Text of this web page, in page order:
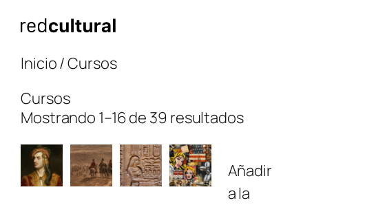
contenido
Inicio/ Cursos
Cursos
Mostrando 1–16 de 39 resultados
Añadir
a la